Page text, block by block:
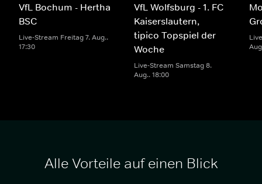
VfL Bochum - Hertha
BSC
Live-Stream Freitag 7. Aug..
17:30
VfL Wolfsburg - 1. FC
Kaiserslautern,
tipico Topspiel der
Woche
Live-Stream Samstag 8.
Aug.. 18:00
Alle Vorteile auf einen Blick